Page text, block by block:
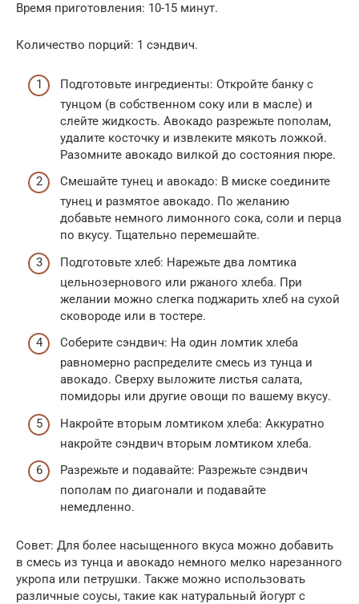
Время приготовления: 10-15 минут.
Количество порций: 1 сэндвич.
Подготовьте ингредиенты: Откройте банку с
тунцом (в собственном соку или в масле) и
слейте жидкость. Авокадо разрежьте пополам,
удалите косточку и извлеките мякоть ложкой.
Разомните авокадо вилкой до состояния пюре.
Смешайте тунец и авокадо: В миске соедините
тунец и размятое авокадо. По желанию
добавьте немного лимонного сока, соли и перца
по вкусу. Тщательно перемешайте.
Подготовьте хлеб: Нарежьте два ломтика
цельнозернового или ржаного хлеба. При
желании можно слегка поджарить хлеб на сухой
сковороде или в тостере.
Соберите сэндвич: На один ломтик хлеба
равномерно распределите смесь из тунца и
авокадо. Сверху выложите листья салата,
помидоры или другие овощи по вашему вкусу.
Накройте вторым ломтиком хлеба: Аккуратно
накройте сэндвич вторым ломтиком хлеба.
Разрежьте и подавайте: Разрежьте сэндвич
пополам по диагонали и подавайте
немедленно.
Совет: Для более насыщенного вкуса можно добавить
в смесь из тунца и авокадо немного мелко нарезанного
укропа или петрушки. Также можно использовать
различные соусы, такие как натуральный йогурт с